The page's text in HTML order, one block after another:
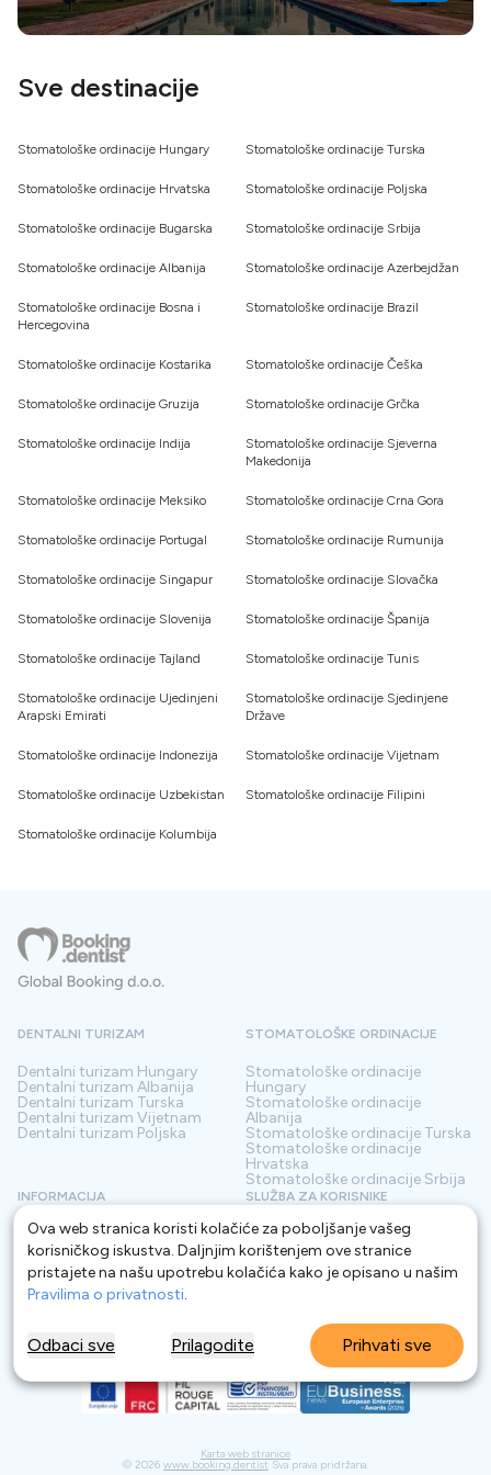
cijene na uspješnom tržištu medicinskog turizma
usluga. Unatoč nižim troškovima, mnoge indijske
stomatološke klinike održavaju visoke standarde
atraktivnom opcijom za međunarodne pacijente
koji traže pristupačne, kvalitetne stomatološke
Sve destinacije
Stomatološke ordinacije Hungary Stomatološke ordinacije Turska
Stomatološke ordinacije Hrvatska Stomatološke ordinacije Poljska
Stomatološke ordinacije Bugarska Stomatološke ordinacije Srbija
Stomatološke ordinacije Albanija Stomatološke ordinacije Azerbejdžan
Stomatološke ordinacije Bosna i
Hercegovina
Stomatološke ordinacije Brazil
Stomatološke ordinacije Kostarika Stomatološke ordinacije Češka
Stomatološke ordinacije Gruzija Stomatološke ordinacije Grčka
Stomatološke ordinacije Indija
Stomatološke ordinacije Sjeverna
Makedonija
Stomatološke ordinacije Meksiko Stomatološke ordinacije Crna Gora
Stomatološke ordinacije Portugal Stomatološke ordinacije Rumunija
Stomatološke ordinacije Singapur Stomatološke ordinacije Slovačka
Stomatološke ordinacije Slovenija Stomatološke ordinacije Španija
Stomatološke ordinacije Tajland Stomatološke ordinacije Tunis
Stomatološke ordinacije Ujedinjeni
Arapski Emirati
Stomatološke ordinacije Sjedinjene
Države
Stomatološke ordinacije Indonezija Stomatološke ordinacije Vijetnam
Stomatološke ordinacije Uzbekistan Stomatološke ordinacije Filipini
Stomatološke ordinacije Kolumbija
Ova web stranica koristi kolačiće za poboljšanje vašeg
korisničkog iskustva. Daljnjim korištenjem ove stranice
pristajete na našu upotrebu kolačića kako je opisano u našim
Pravilima o privatnosti.
Odbaci sve Prilagodite Prihvati sve
DENTALNI TURIZAM
Dentalni turizam Hungary
Dentalni turizam Albanija
Dentalni turizam Turska
Dentalni turizam Vijetnam
Dentalni turizam Poljska
STOMATOLOŠKE ORDINACIJE
Stomatološke ordinacije
Hungary
Stomatološke ordinacije
Albanija
Stomatološke ordinacije Turska
Stomatološke ordinacije
Hrvatska
Stomatološke ordinacije Srbija
INFORMACIJA
O nama
Kontakt
Često postavljana pitanja
Blog
Pojmovnik
SLUŽBA ZA KORISNIKE
Odredbe i uvjeti
Politika privatnosti
Za Klinike
Karta web stranice
© 2026 www.booking.dentist Sva prava pridržana.